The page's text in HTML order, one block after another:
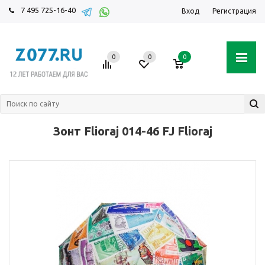
7 495 725-16-40 Вход Регистрация
0 0 0
Зонт Flioraj 014-46 FJ Flioraj